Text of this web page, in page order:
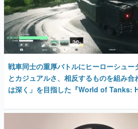
戦車同士の重厚バトルにヒーローシュー
とカジュアルさ、相反するものを組み
は深く」を目指した『World of Tanks: